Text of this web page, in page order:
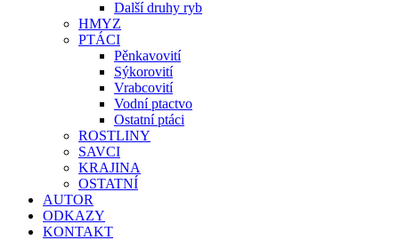
Další druhy ryb
HMYZ
PTÁCI
Pěnkavovití
Sýkorovití
Vrabcovití
Vodní ptactvo
Ostatní ptáci
ROSTLINY
SAVCI
KRAJINA
OSTATNÍ
AUTOR
ODKAZY
KONTAKT